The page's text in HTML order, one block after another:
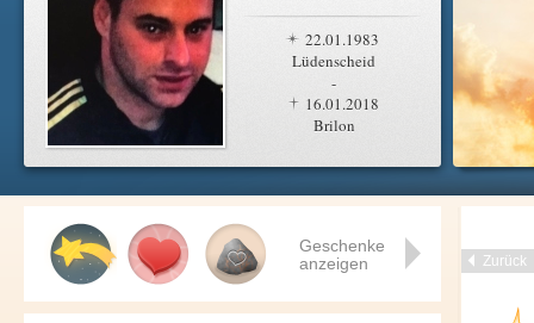
22.01.1983
Lüdenscheid
-
16.01.2018
Brilon
Zurück
Geschenke
anzeigen